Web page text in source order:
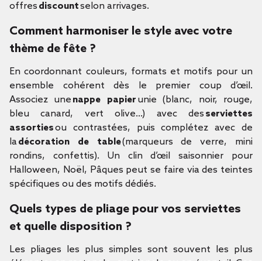
offres discountselon arrivages.
Comment harmoniser le style avec votre
thème de fête ?
En coordonnant couleurs, formats et motifs pour un
ensemble cohérent dès le premier coup d’œil.
Associez une nappe papier unie (blanc, noir, rouge,
bleu canard, vert olive…) avec des serviettes
assortiesou contrastées, puis complétez avec de
ladécoration de table(marqueurs de verre, mini
rondins, confettis). Un clin d’œil saisonnier pour
Halloween, Noël, Pâques peut se faire via des teintes
spécifiques ou des motifs dédiés.
Quels types de pliage pour vos serviettes
et quelle disposition ?
Les pliages les plus simples sont souvent les plus